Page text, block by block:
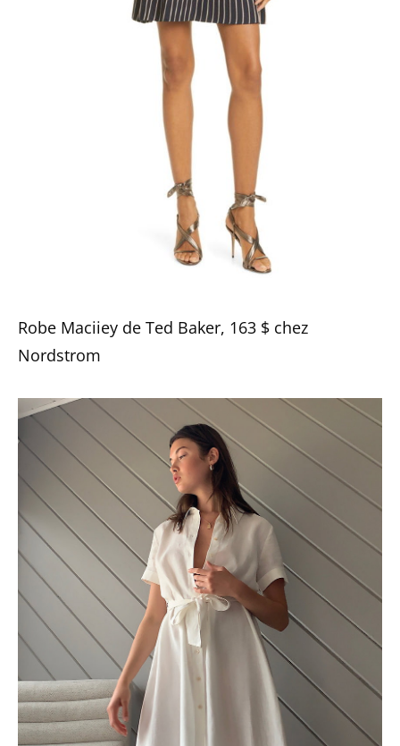
Robe Maciiey de Ted Baker, 163 $ chez
Nordstrom